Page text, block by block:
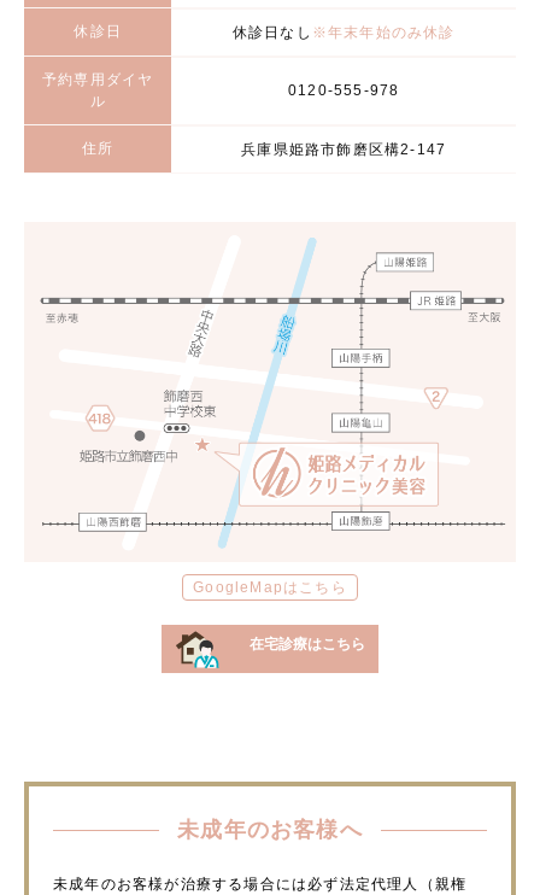
休診日 休診日なし ※年末年始のみ休診
予約専用ダイヤ
ル
0120-555-978
住所 兵庫県姫路市飾磨区構2-147
GoogleMapはこちら
在宅診療はこちら
未成年のお客様へ
未成年のお客様が治療する場合には必ず法定代理人（親権